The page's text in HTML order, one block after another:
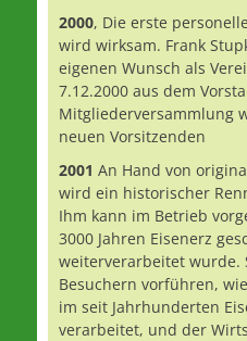
2000, Die erste
wird wirksam. Frank
eigenen Wunsch als
7.12.2000 aus dem
Mitgliederversammlung
neuen Vorsitzenden
2001 An Hand von
wird ein historischer
Ihm kann im Betrieb
3000 Jahren Eisenerz
weiterverarbeitet wurde.
Besuchern vorführen,
im seit Jahrhunderten
verarbeitet, und der